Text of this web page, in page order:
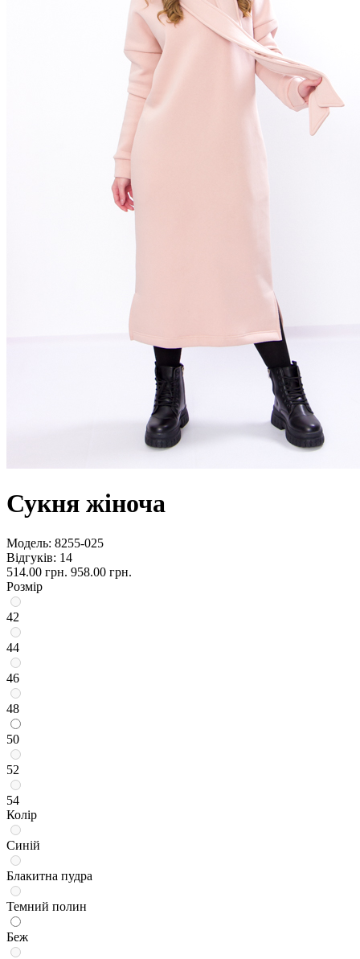
Сукня жіноча
Модель: 8255-025
Відгуків: 14
514.00 грн. 958.00 грн.
Розмір
42
44
46
48
50
52
54
Колір
Синій
Блакитна пудра
Темний полин
Беж